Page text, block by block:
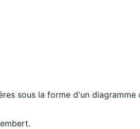
sous la forme d'un diagramme